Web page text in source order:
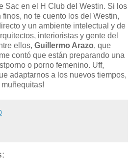
Sac en el H Club del Westin. Si los
no te cuento los del Westin,
y un ambiente intelectual y de
interioristas y gente del
ellos, Guillermo Arazo, que
contó que están preparando una
o porno femenino. Uff,
adaptarnos a los nuevos tiempos,
muñequitas!